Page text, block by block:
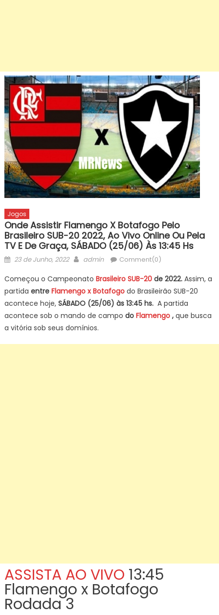
Jogos
Onde Assistir Flamengo X Botafogo Pelo
Brasileiro SUB-20 2022, Ao Vivo Online Ou Pela
TV E De Graça, SÁBADO (25/06) Às 13:45 Hs
Posted
23 de Junho, 2022 Author
admin Comment(0)
Começou o Campeonato Brasileiro SUB-20de 2022. Assim, a
partida entre Flamengo x Botafogo do Brasileirão SUB-20
acontece hoje,SÁBADO (25/06) às 13:45 hs. A partida
acontece sob o mando de campo do Flamengo, que busca
a vitória sob seus domínios.
ASSISTA AO VIVO 13:45
Flamengo x Botafogo
Rodada 3